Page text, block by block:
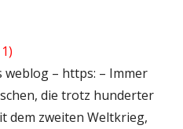
weblog – https: – Immer
die trotz hunderter
dem zweiten Weltkrieg,